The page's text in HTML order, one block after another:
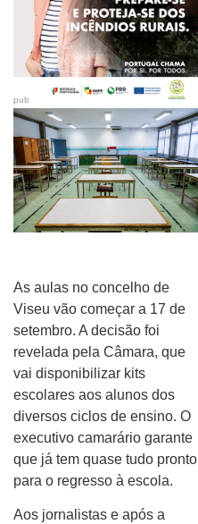
pub
As aulas no concelho de
Viseu vão começar a 17 de
setembro. A decisão foi
revelada pela Câmara, que
vai disponibilizar kits
escolares aos alunos dos
diversos ciclos de ensino. O
executivo camarário garante
que já tem quase tudo pronto
para o regresso à escola.
Aos jornalistas e após a